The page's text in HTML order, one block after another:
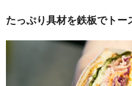
たっぷり具材を鉄板でトー